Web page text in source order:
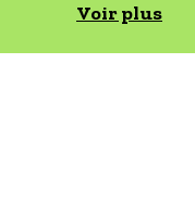
Confort
Voir plus